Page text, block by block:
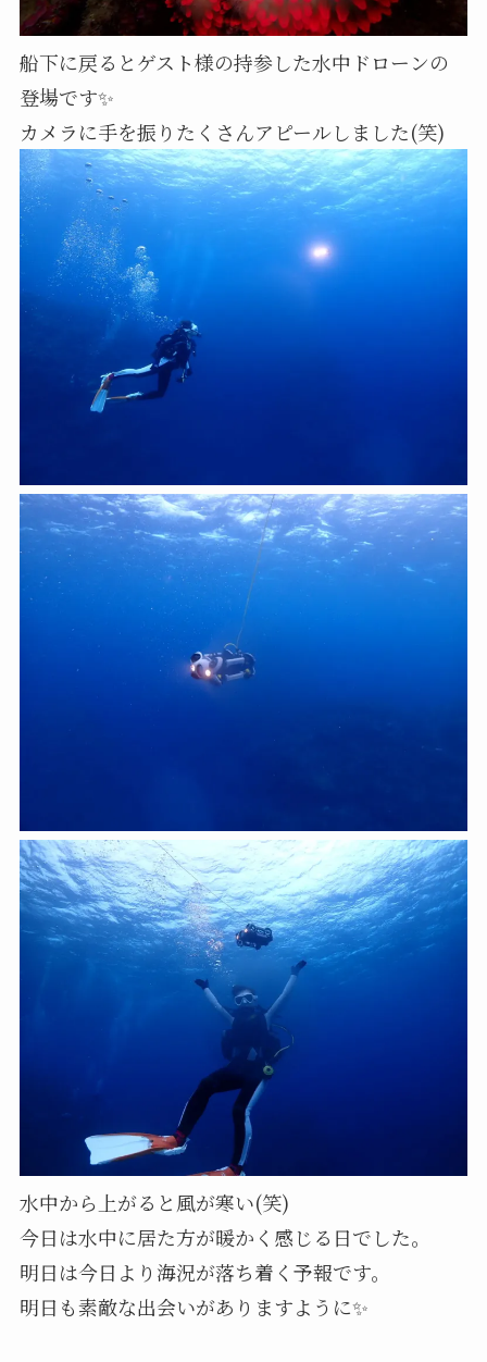
船下に戻るとゲスト様の持参した水中ドローンの
登場です✨
カメラに手を振りたくさんアピールしました(笑)
水中から上がると風が寒い(笑)
今日は水中に居た方が暖かく感じる日でした。
明日は今日より海況が落ち着く予報です。
明日も素敵な出会いがありますように✨